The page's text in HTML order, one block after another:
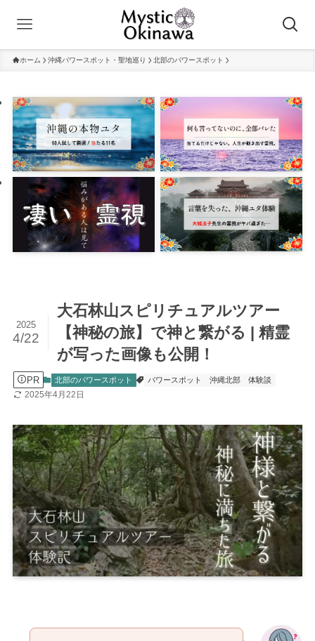
ホーム 沖縄パワースポット・聖地巡り 北部のパワースポット
大石林山スピリチュアルツアー
【神秘の旅】で神と繋がる | 精霊
が写った画像も公開！
2025
4/22
PR 北部のパワースポット パワースポット 沖縄北部 体験談
2025年4月22日